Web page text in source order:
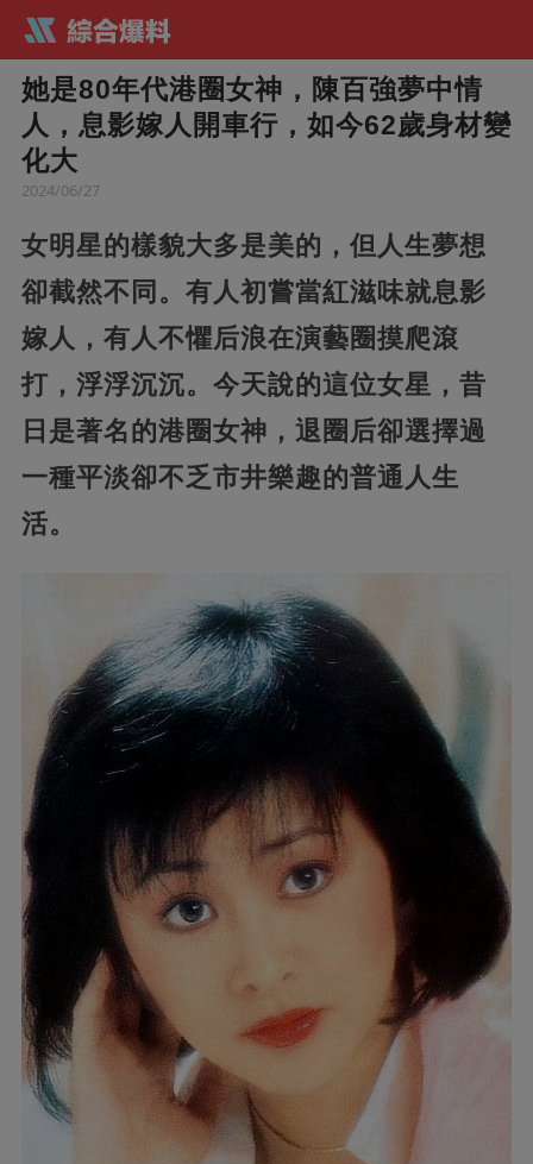
她是80年代港圈女神，陳百強夢中情
人，息影嫁人開車行，如今62歲身材變
化大
2024/06/27
女明星的樣貌大多是美的，但人生夢想
卻截然不同。有人初嘗當紅滋味就息影
嫁人，有人不懼后浪在演藝圈摸爬滾
打，浮浮沉沉。今天說的這位女星，昔
日是著名的港圈女神，退圈后卻選擇過
一種平淡卻不乏市井樂趣的普通人生
活。